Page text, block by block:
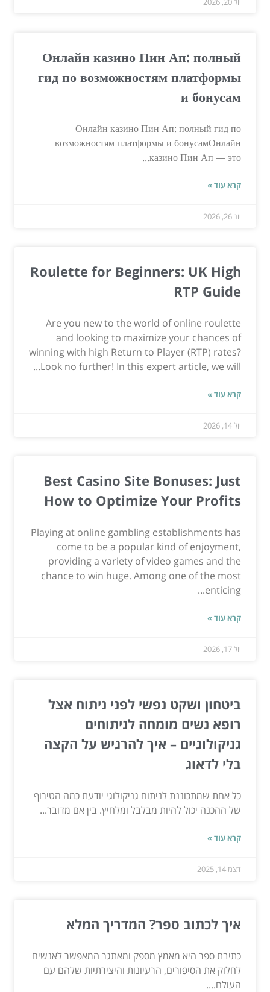
Онлайн казино Пин Ап: полный
гид по возможностям платформы
и бонусам
Онлайн казино Пин Ап: полный гид по
возможностям платформы и бонусамОнлайн
казино Пин Ап — это...
קרא עוד »
יונ 26, 2026
Roulette for Beginners: UK High
RTP Guide
Are you new to the world of online roulette
and looking to maximize your chances of
winning with high Return to Player (RTP) rates?
Look no further! In this expert article, we will...
קרא עוד »
יול 14, 2026
Best Casino Site Bonuses: Just
How to Optimize Your Profits
Playing at online gambling establishments has
come to be a popular kind of enjoyment,
providing a variety of video games and the
chance to win huge. Among one of the most
enticing...
קרא עוד »
יול 17, 2026
ביטחון ושקט נפשי לפני ניתוח אצל
רופא נשים מומחה לניתוחים
גניקולוגיים – איך להרגיש על הקצה
בלי לדאוג
כל אחת שמתכוננת לניתוח גניקולוגי יודעת כמה הטירוף
של ההכנה יכול להיות מבלבל ומלחיץ. בין אם מדובר...
קרא עוד »
דצמ 14, 2025
איך לכתוב ספר? המדריך המלא
כתיבת ספר היא מאמץ מספק ומאתגר המאפשר לאנשים
לחלוק את הסיפורים, הרעיונות והיצירתיות שלהם עם
העולם....